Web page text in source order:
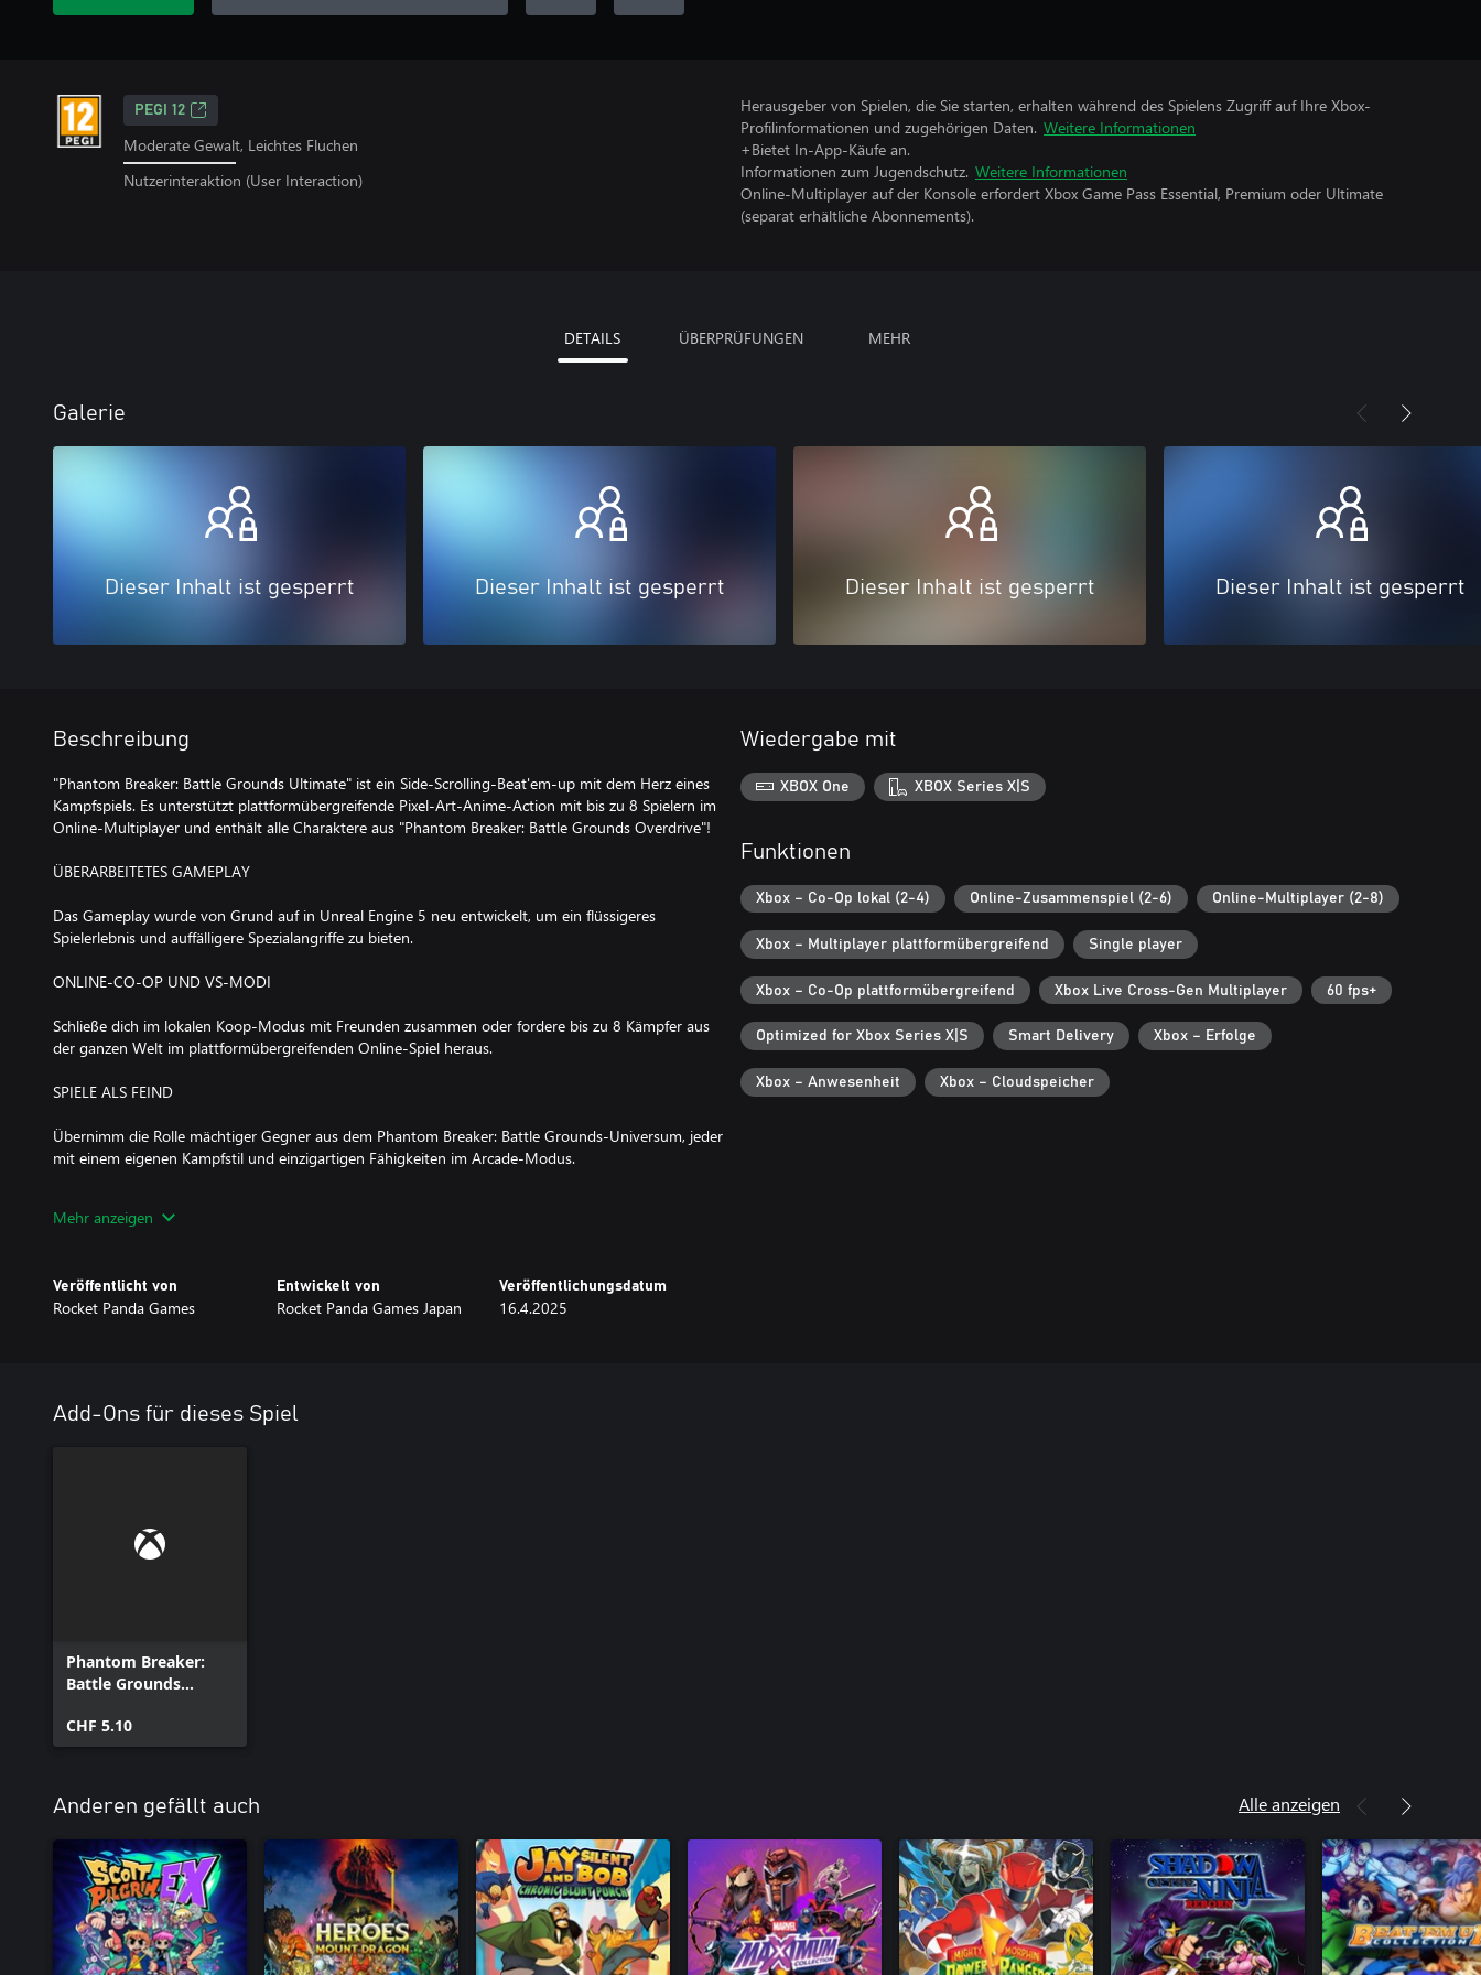
PEGI 12
Moderate Gewalt, Leichtes Fluchen
Nutzerinteraktion (User Interaction)
Herausgeber von Spielen, die Sie starten, erhalten während des Spielens Zugriff auf Ihre Xbox-
Profilinformationen und zugehörigen Daten. Weitere Informationen
+Bietet In-App-Käufe an.
Informationen zum Jugendschutz. Weitere Informationen
Online-Multiplayer auf der Konsole erfordert Xbox Game Pass Essential, Premium oder Ultimate
(separat erhältliche Abonnements).
DETAILS ÜBERPRÜFUNGEN MEHR
Galerie
Dieser Inhalt ist gesperrt Dieser Inhalt ist gesperrt Dieser Inhalt ist gesperrt Dieser Inhalt ist gesperrt
Beschreibung
"Phantom Breaker: Battle Grounds Ultimate" ist ein Side-Scrolling-Beat'em-up mit dem Herz eines
Kampfspiels. Es unterstützt plattformübergreifende Pixel-Art-Anime-Action mit bis zu 8 Spielern im
Online-Multiplayer und enthält alle Charaktere aus "Phantom Breaker: Battle Grounds Overdrive"!
ÜBERARBEITETES GAMEPLAY
Das Gameplay wurde von Grund auf in Unreal Engine 5 neu entwickelt, um ein flüssigeres
Spielerlebnis und auffälligere Spezialangriffe zu bieten.
ONLINE-CO-OP UND VS-MODI
Schließe dich im lokalen Koop-Modus mit Freunden zusammen oder fordere bis zu 8 Kämpfer aus
der ganzen Welt im plattformübergreifenden Online-Spiel heraus.
SPIELE ALS FEIND
Übernimm die Rolle mächtiger Gegner aus dem Phantom Breaker: Battle Grounds-Universum, jeder
mit einem eigenen Kampfstil und einzigartigen Fähigkeiten im Arcade-Modus.
Overdrive.
Mehr anzeigen
Veröffentlicht von
Rocket Panda Games
Entwickelt von
Rocket Panda Games Japan
Veröffentlichungsdatum
16.4.2025
Wiedergabe mit
XBOX One XBOX Series X|S
Funktionen
Xbox – Co-Op lokal (2-4) Online-Zusammenspiel (2-6) Online-Multiplayer (2-8)
Xbox – Multiplayer plattformübergreifend Single player
Xbox – Co-Op plattformübergreifend Xbox Live Cross-Gen Multiplayer 60 fps+
Optimized for Xbox Series X|S Smart Delivery Xbox – Erfolge
Xbox – Anwesenheit Xbox – Cloudspeicher
Add-Ons für dieses Spiel
Phantom Breaker:
Battle Grounds
CHF 5.10
Anderen gefällt auch Alle anzeigen